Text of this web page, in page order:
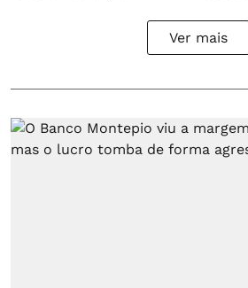
Ver mais